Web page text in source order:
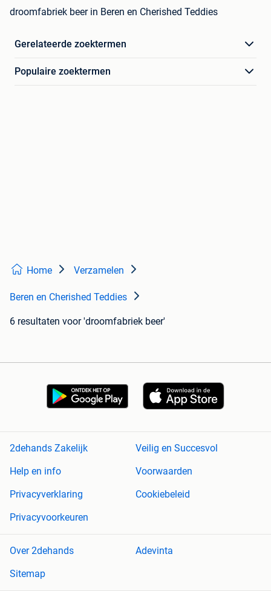
droomfabriek beer in Beren en Cherished Teddies
Gerelateerde zoektermen
Populaire zoektermen
Home Verzamelen
Beren en Cherished Teddies
6 resultaten voor 'droomfabriek beer'
2dehands Zakelijk
Veilig en Succesvol
Help en info
Voorwaarden
Privacyverklaring
Cookiebeleid
Privacyvoorkeuren
Over 2dehands
Adevinta
Sitemap